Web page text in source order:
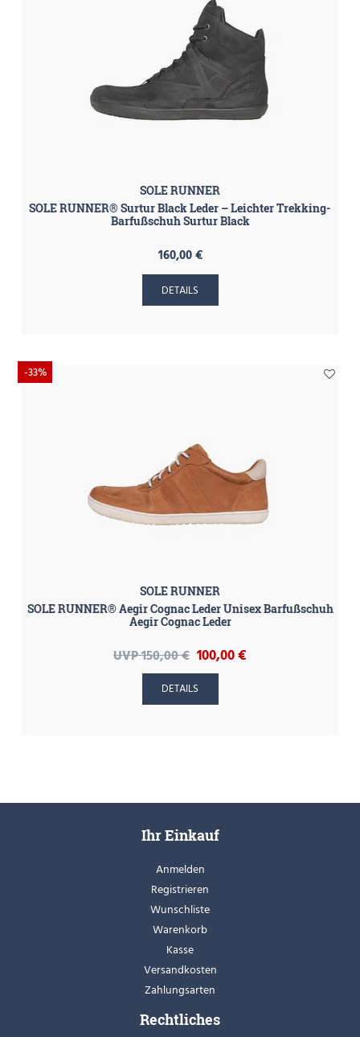
SOLE RUNNER
SOLE RUNNER® Surtur Black Leder – Leichter Trekking-
Barfußschuh Surtur Black
160,00 €
DETAILS
-33%
SOLE RUNNER
SOLE RUNNER® Aegir Cognac Leder Unisex Barfußschuh
Aegir Cognac Leder
UVP 150,00 € 100,00 €
DETAILS
Ihr Einkauf
Anmelden
Registrieren
Wunschliste
Warenkorb
Kasse
Versandkosten
Zahlungsarten
Rechtliches